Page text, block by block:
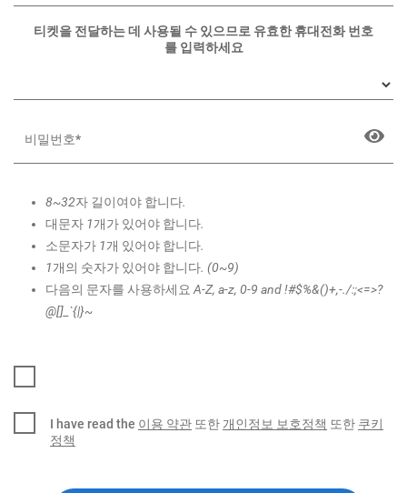
티켓을 전달하는 데 사용될 수 있으므로 유효한 휴대전화 번호
를 입력하세요
8~32자 길이여야 합니다.
대문자 1개가 있어야 합니다.
소문자가 1개 있어야 합니다.
1개의 숫자가 있어야 합니다. (0~9)
다음의 문자를 사용하세요 A-Z, a-z, 0-9 and !#$%&()+,-./:;<=>?
@[]_`{|}~
I have read the 이용 약관 또한 개인정보 보호정책 또한 쿠키
정책